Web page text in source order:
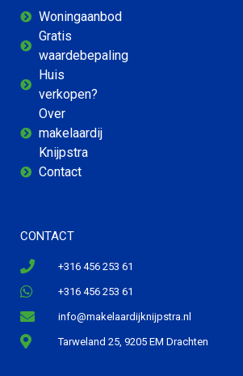
Woningaanbod
Gratis
waardebepaling
Huis
verkopen?
Over
makelaardij
Knijpstra
Contact
CONTACT
+316 456 253 61
+316 456 253 61
info@makelaardijknijpstra.nl
Tarweland 25, 9205 EM Drachten